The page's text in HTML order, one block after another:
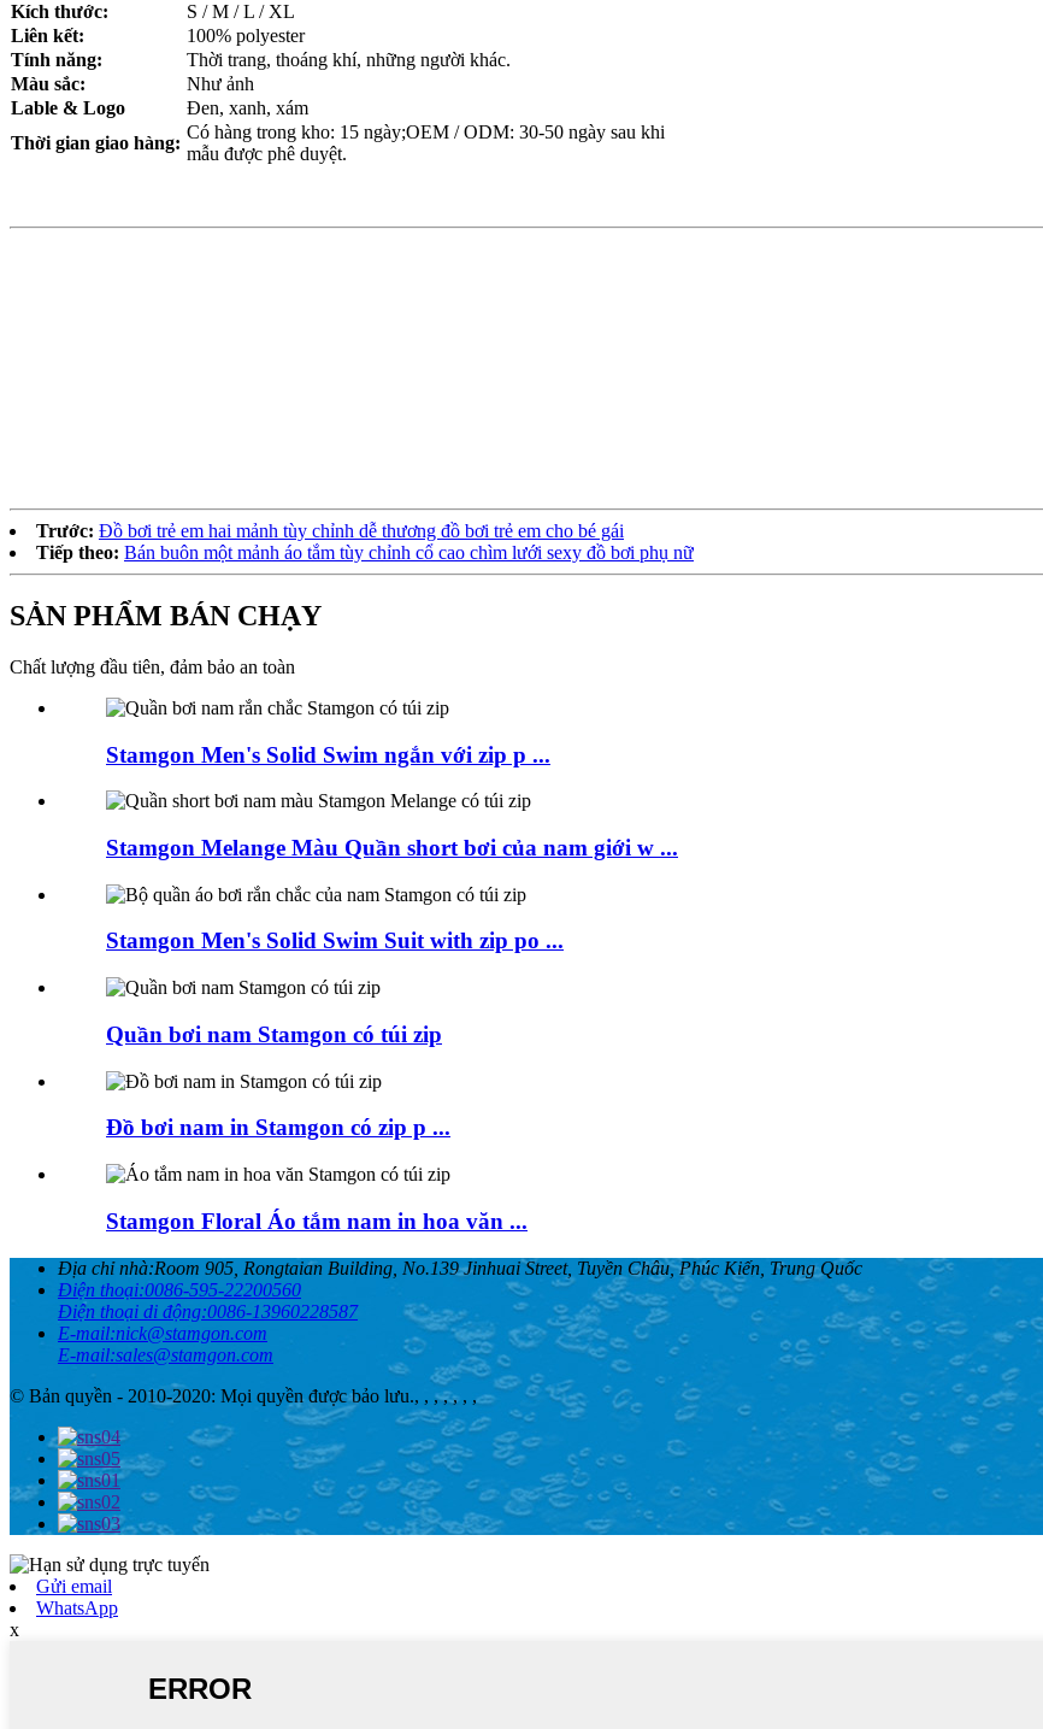
Kích thước:
S / M / L / XL
Liên kết:
100% polyester
Tính năng:
Thời trang, thoáng khí, những người khác.
Màu sắc:
Như ảnh
Lable & Logo
Đen, xanh, xám
Thời gian giao hàng:
Có hàng trong kho: 15 ngày;OEM / ODM: 30-50 ngày sau khi
mẫu được phê duyệt.
Trước: Đồ bơi trẻ em hai mảnh tùy chỉnh dễ thương đồ bơi trẻ em cho bé gái
Tiếp theo: Bán buôn một mảnh áo tắm tùy chỉnh cổ cao chìm lưới sexy đồ bơi phụ nữ
SẢN PHẨM BÁN CHẠY
Chất lượng đầu tiên, đảm bảo an toàn
Stamgon Men's Solid Swim ngắn với zip p ...
Stamgon Melange Màu Quần short bơi của nam giới w ...
Stamgon Men's Solid Swim Suit with zip po ...
Quần bơi nam Stamgon có túi zip
Đồ bơi nam in Stamgon có zip p ...
Stamgon Floral Áo tắm nam in hoa văn ...
Địa chỉ nhà:Room 905, Rongtaian Building, No.139 Jinhuai Street, Tuyền Châu, Phúc Kiến, Trung Quốc
Điện thoại:0086-595-22200560
Điện thoại di động:0086-13960228587
E-mail:nick@stamgon.com
E-mail:sales@stamgon.com
© Bản quyền - 2010-2020: Mọi quyền được bảo lưu., , , , , , ,
Gửi email
WhatsApp
x